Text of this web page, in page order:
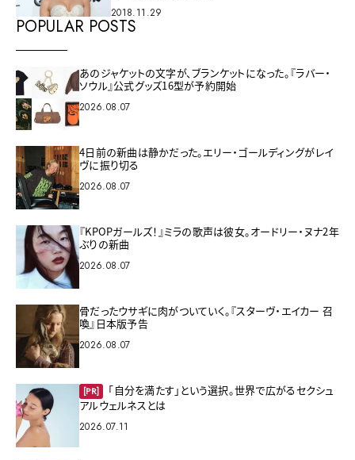
2018.11.29
POPULAR POSTS
あのジャケットの文字が、ブランケットになった。『ラバー・
ソウル』公式グッズ16型が予約開始
2026.08.07
4日前の新曲は静かだった。エリー・ゴールディングがレイ
ヴに振り切る
2026.08.07
『KPOPガールズ！』ミラの歌声は彼女。オードリー・ヌナ2年
ぶりの新曲
2026.08.07
骨だったウサギに肉がついていく。『スターヴ・エイカー 召
喚』日本版予告
2026.08.07
[PR]
「自分を満たす」という選択。世界で広がるセクシュ
アルウェルネスとは
2026.07.11